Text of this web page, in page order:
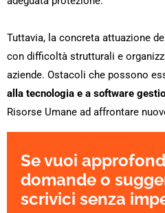
Tuttavia, la concreta attuazione
con difficoltà strutturali e
aziende. Ostacoli che possono
alla tecnologia e a software
Risorse Umane ad affrontare
Se vuoi
domande o
scrivici senza